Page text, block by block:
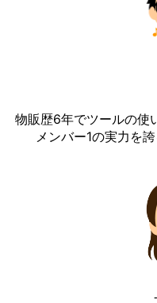
物販歴6年でツールの使
メンバー1の実力を